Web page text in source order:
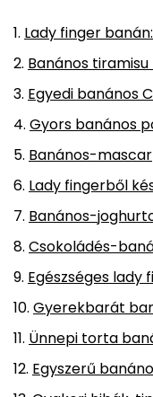
Lady finger
Banános
Egyedi banános
Gyors banános
Banános-
Lady fingerből
Banános-
Csokoládés-
Egészséges
Gyerekbarát
Ünnepi torta
Egyszerű